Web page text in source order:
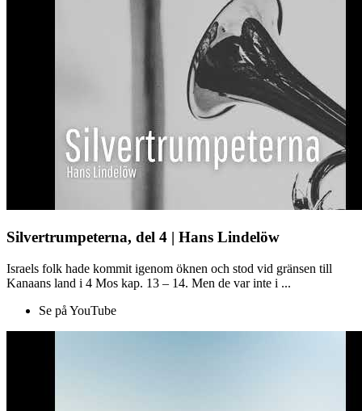
Silvertrumpeterna, del 4 | Hans Lindelöw
Israels folk hade kommit igenom öknen och stod vid gränsen till
Kanaans land i 4 Mos kap. 13 – 14. Men de var inte i ...
Se på YouTube